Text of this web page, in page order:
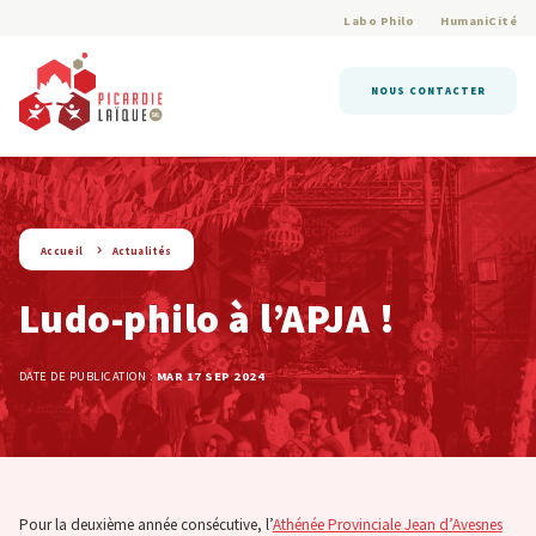
Labo Philo HumaniCité
NOUS CONTACTER
string(9) « actualite »
Accueil Actualités
Ludo-philo à l’APJA !
DATE DE PUBLICATION :MAR 17 SEP 2024
Pour la deuxième année consécutive, l’Athénée Provinciale Jean d’Avesnes